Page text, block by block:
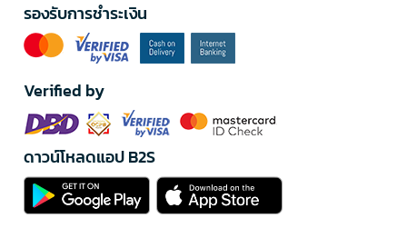
รองรับการชำระเงิน
Verified by
ดาวน์โหลดแอป B2S